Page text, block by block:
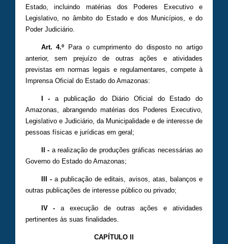
Estado, incluindo matérias dos Poderes Executivo e
Legislativo, no âmbito do Estado e dos Municípios, e do
Poder Judiciário.
Art. 4.º Para o cumprimento do disposto no artigo
anterior, sem prejuízo de outras ações e atividades
previstas em normas legais e regulamentares, compete à
Imprensa Oficial do Estado do Amazonas:
I - a publicação do Diário Oficial do Estado do
Amazonas, abrangendo matérias dos Poderes Executivo,
Legislativo e Judiciário, da Municipalidade e de interesse de
pessoas físicas e jurídicas em geral;
II - a realização de produções gráficas necessárias ao
Governo do Estado do Amazonas;
III -a publicação de editais, avisos, atas, balanços e
outras publicações de interesse público ou privado;
IV - a execução de outras ações e atividades
pertinentes às suas finalidades.
CAPÍTULO II